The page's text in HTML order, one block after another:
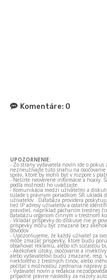
Komentáre: 0
UPOZORNENIE:
- Zo strany vydavateľa novín ide o
nezneužívajte túto snahu na
správ, ktoré by mohli byť v rozpore s
- Nešírte neoverené informácie a
podľa možnosti ho uvádzajte.
- Komunikácia medzi užívateľmi a
súlade s právnym poriadkom SR ukladá
užívateľov . Databáza providera
tiež IP adresy užívateľov a ostatné
pravidiel, napríklad páchaním trestnej
databázu orgánom činným v trestnom
- Vkladať príspevky do diskusie nie je
príspevky môžu byť zmazané bez
dôvodov.
- Upozorňujeme, že každý užívateľ za
môže zmazať príspevky, ktoré budú
obsahovať reklamu, alebo ich súčasťou
- Akékoľvek útoky, osočovanie a
alebo vydavateľovi budú zmazané,
niektorého z trestných činov, alebo
počítať s možnosťou zjednania nápravy
- Vydavateľ novín a redakcia
prípadné právne následky za názory